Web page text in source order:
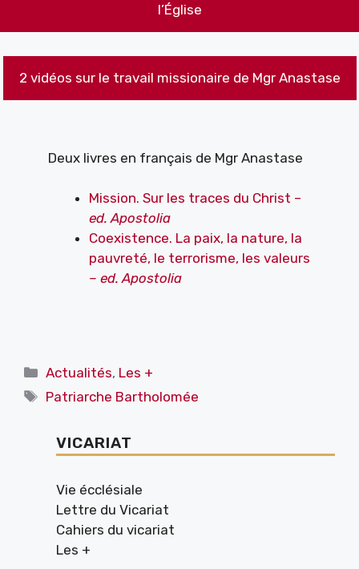
l’Église
2 vidéos sur le travail missionaire de Mgr Anastase
Deux livres en français de Mgr Anastase
Mission. Sur les traces du Christ –
ed. Apostolia
Coexistence. La paix, la nature, la
pauvreté, le terrorisme, les valeurs
– ed. Apostolia
Catégories
Actualités, Les +
Étiquettes
Patriarche Bartholomée
VICARIAT
Vie écclésiale
Lettre du Vicariat
Cahiers du vicariat
Les +